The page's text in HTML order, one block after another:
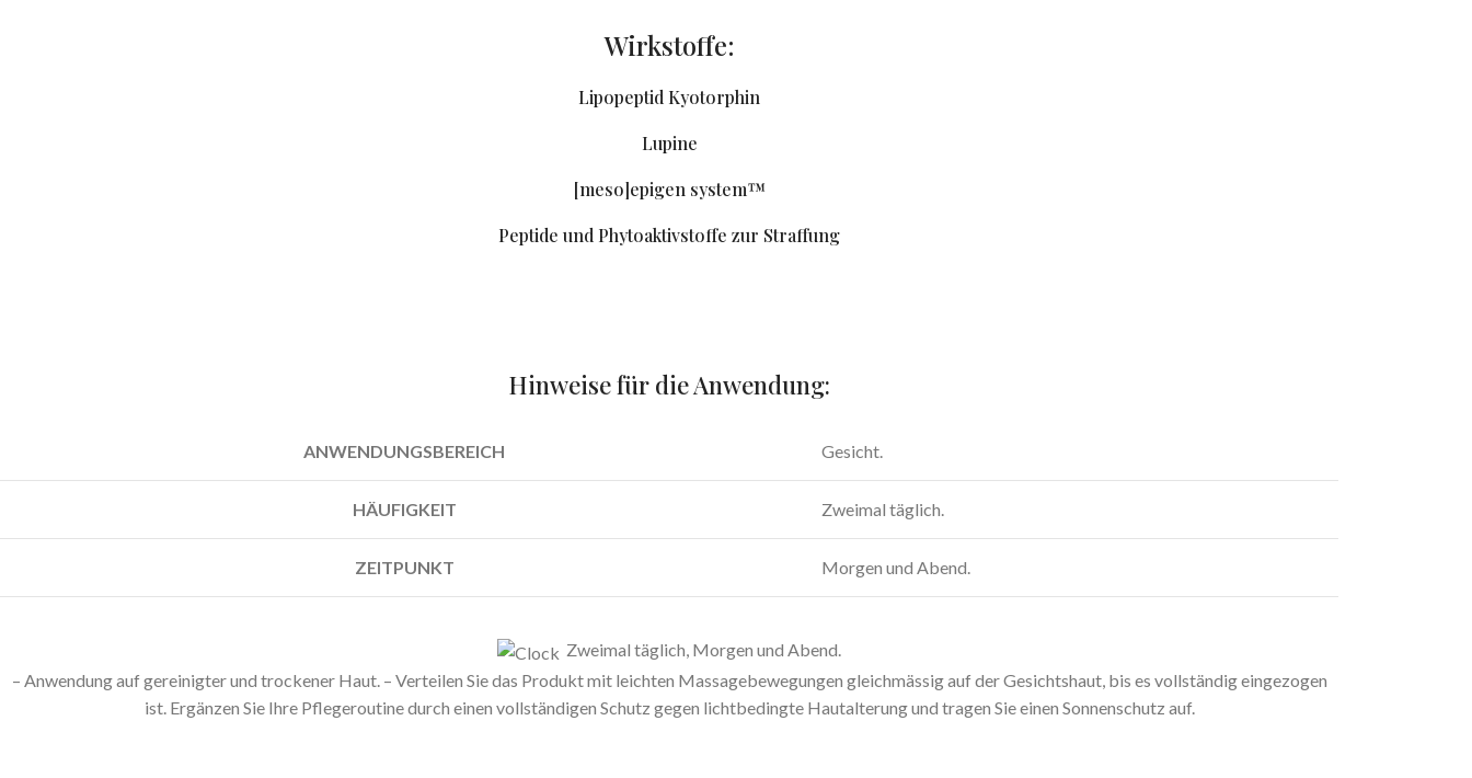
Wirkstoffe:
Lipopeptid Kyotorphin
Lupine
[meso]epigen system™
Peptide und Phytoaktivstoffe zur Straffung
Hinweise für die Anwendung:
ANWENDUNGSBEREICH Gesicht.
HÄUFIGKEIT Zweimal täglich.
ZEITPUNKT Morgen und Abend.
Zweimal täglich, Morgen und Abend.
– Anwendung auf gereinigter und trockener Haut. – Verteilen Sie das Produkt mit leichten Massagebewegungen gleichmässig auf der Gesichtshaut, bis es vollständig eingezogen
ist. Ergänzen Sie Ihre Pflegeroutine durch einen vollständigen Schutz gegen lichtbedingte Hautalterung und tragen Sie einen Sonnenschutz auf.